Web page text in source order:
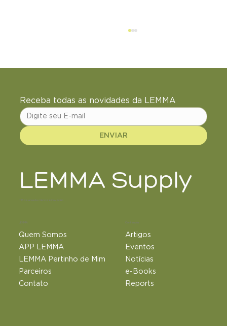
Akkermansia muciniphila Probiótico
para uma saúde metabólica e
intestinal!
Receba todas as novidades da LEMMA
ENVIAR
LEMMA Supply
+18 de anos de ciência e inovação
Quem Somos
APP LEMMA
LEMMA Pertinho de Mim
Parceiros
Contato
Conteúdos
Artigos
Eventos
Notícias
e-Books
Reports